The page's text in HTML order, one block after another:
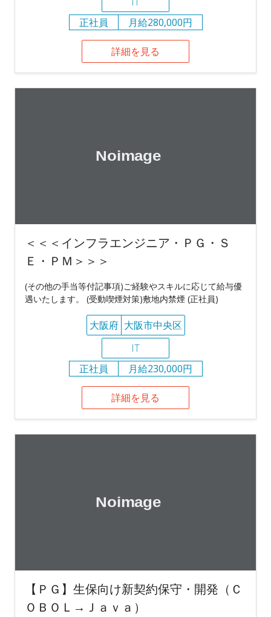
正社員
月給280,000円
詳細を見る
＜＜＜インフラエンジニア・ＰＧ・Ｓ
Ｅ・ＰＭ＞＞＞
(その他の手当等付記事項)ご経験やスキルに応じて給与優
遇いたします。 (受動喫煙対策)敷地内禁煙 (正社員)
大阪府 大阪市中央区
IT
正社員
月給230,000円
詳細を見る
【ＰＧ】生保向け新契約保守・開発（Ｃ
ＯＢＯＬ→Ｊａｖａ）